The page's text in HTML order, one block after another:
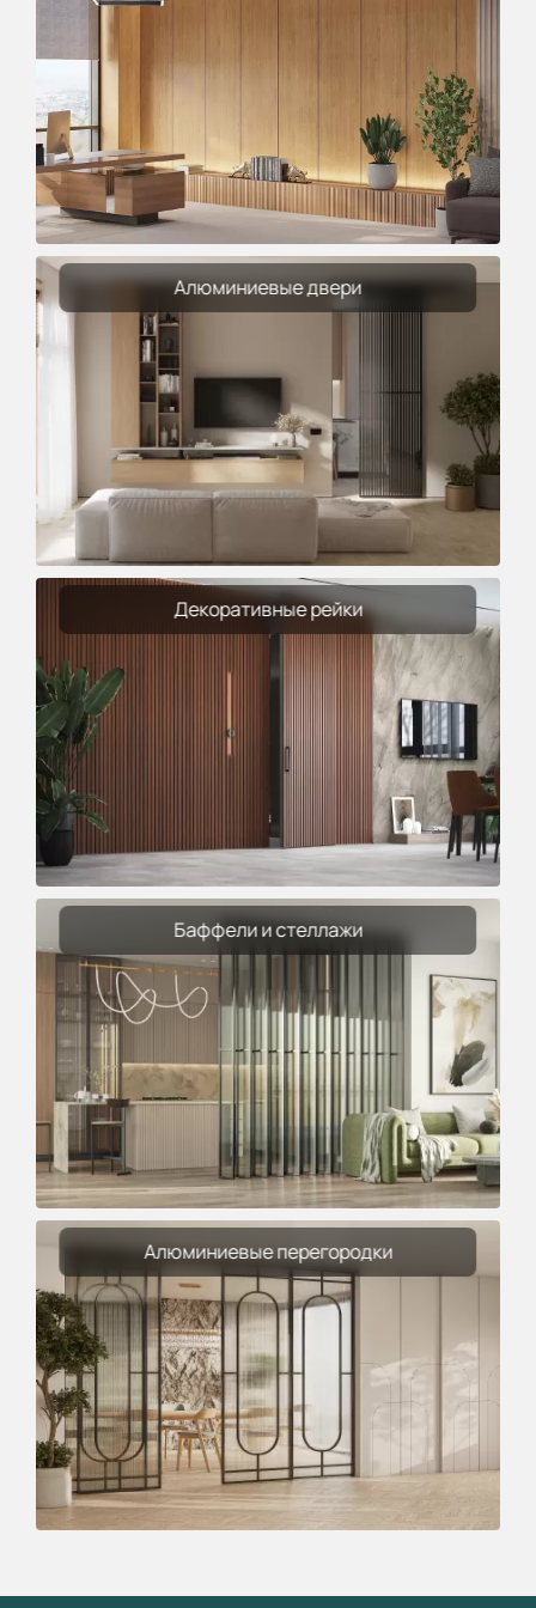
Алюминиевые двери
Декоративные рейки
Баффели и стеллажи
Алюминиевые перегородки